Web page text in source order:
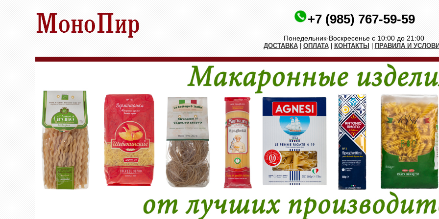
+7 (985) 767-59-59
Понедельник-Воскресенье с 10:00 до 21:00
ДОСТАВКА| ОПЛАТА| КОНТАКТЫ ПРАВИЛА И